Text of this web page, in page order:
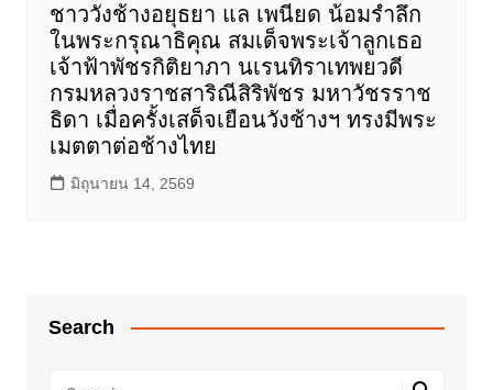
ชาววังช้างอยุธยา แล เพนียด น้อมรำลึก
ในพระกรุณาธิคุณ สมเด็จพระเจ้าลูกเธอ
เจ้าฟ้าพัชรกิติยาภา นเรนทิราเทพยวดี
กรมหลวงราชสาริณีสิริพัชร มหาวัชรราช
ธิดา เมื่อครั้งเสด็จเยือนวังช้างฯ ทรงมีพระ
เมตตาต่อช้างไทย
มิถุนายน 14, 2569
Search